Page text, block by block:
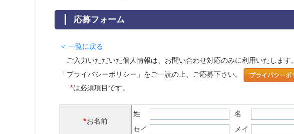
応募フォーム
＜ 一覧に戻る
ご入力いただいた個人情報は、お問い合わせ対応のみに利用いたします。
「プライバシーポリシー」をご一読の上、ご応募下さい。
*は必須項目です。
*お名前
姓
名
セイ
メイ